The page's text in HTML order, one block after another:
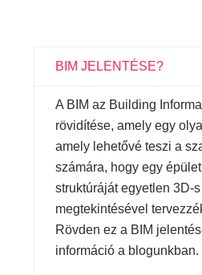
BIM JELENTÉSE?
A BIM az Building
rövidítése, amely egy
amely lehetővé teszi a
számára, hogy egy
struktúráját egyetlen 3D-s
megtekintésével
Rövden ez a BIM
információ a blogunkban.